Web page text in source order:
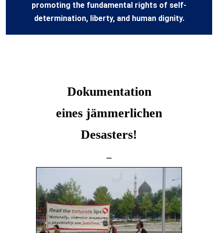
promoting the fundamental rights of self-
determination, liberty, and human dignity.
Dokumentation
eines jämmerlichen
Desasters!
–